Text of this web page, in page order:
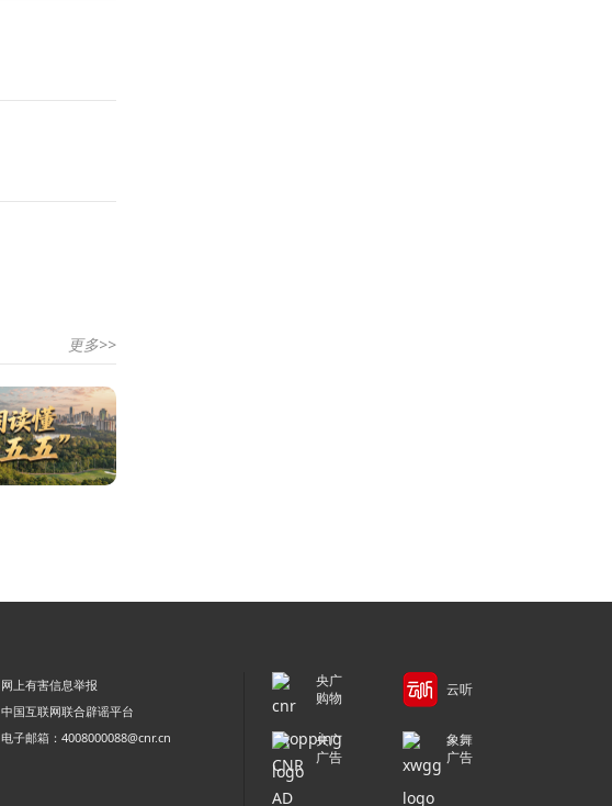
更多>>
网上有害信息举报
中国互联网联合辟谣平台
电子邮箱：4008000088@cnr.cn
央广
购物
云听
央广
广告
象舞
广告